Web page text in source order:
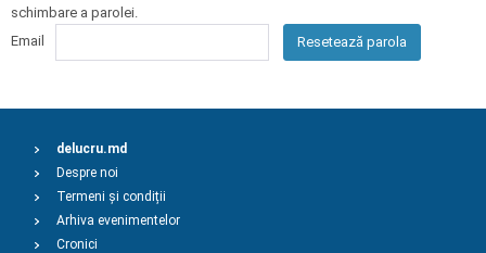
schimbare a parolei.
Email
Resetează parola
delucru.md
Despre noi
Termeni și condiții
Arhiva evenimentelor
Cronici